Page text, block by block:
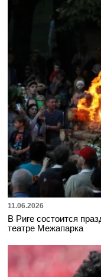
11.06.2026
В Риге состоится
театре Межапарка